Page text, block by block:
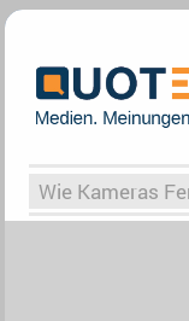
Wie Kameras